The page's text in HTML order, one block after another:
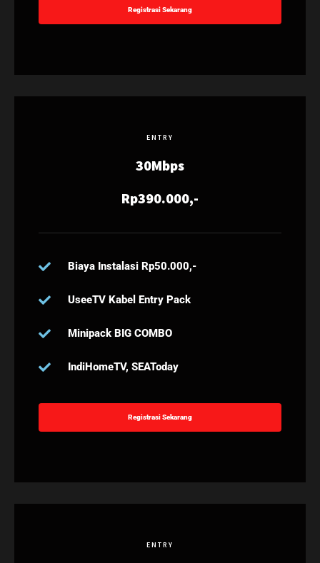
Registrasi Sekarang
ENTRY
30Mbps
Rp390.000,-
Biaya Instalasi Rp50.000,-
UseeTV Kabel Entry Pack
Minipack BIG COMBO
IndiHomeTV, SEAToday
Registrasi Sekarang
ENTRY